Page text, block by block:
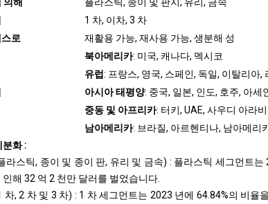
1 차, 이차, 3 차
로
재활용 가능, 재사용 가능, 생분해 성
북아메리카: 미국, 캐나다, 멕시코
유럽: 프랑스, 영국, 스페인, 독일, 이탈리아,
아시아 태평양: 중국, 일본, 인도, 호주, 아
중동 및 아프리카: 터키, UAE, 사우디 아라
남아메리카: 브라질, 아르헨티나, 남아메리
분화 :
라스틱, 종이 및 종이 판, 유리 및 금속) : 플라스틱 세그먼트
인해 32 억 2 천만 달러를 벌었습니다.
차, 2 차 및 3 차) : 1 차 세그먼트는 2023 년에 64.84%의 비